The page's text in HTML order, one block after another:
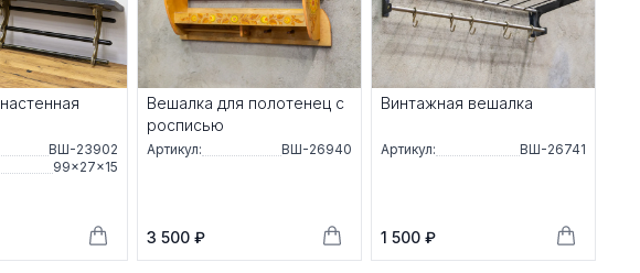
ВШ-23902
99×27×15
Вешалка для полотенец с
росписью
Артикул: ВШ-26940
3 500 ₽
Винтажная вешалка
Артикул: ВШ-26741
1 500 ₽